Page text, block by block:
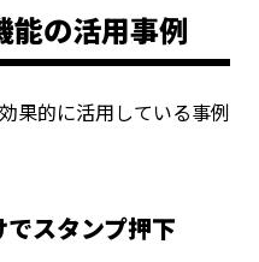
能の活用事例
果的に活用している事例
スタンプ押下